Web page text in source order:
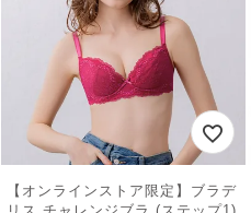
【オンラインストア限定】ブラデ